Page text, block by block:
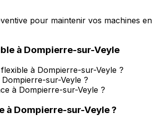
pour maintenir vos machines
à Dompierre-sur-Veyle
à Dompierre-sur-Veyle ?
sur-Veyle ?
à Dompierre-sur-Veyle ?
à Dompierre-sur-Veyle?